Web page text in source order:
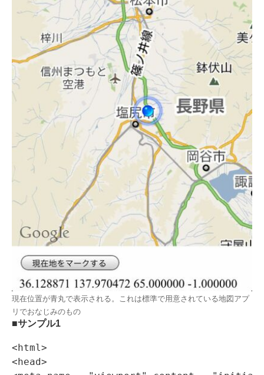
現在位置が青丸で表示される。これは標準で用意されている地図アプ
リでおなじみのもの
■サンプル1
<html>
<head>